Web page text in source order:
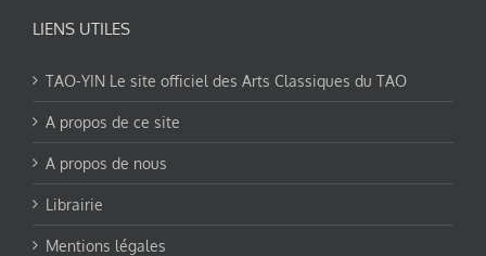
LIENS UTILES
TAO-YIN Le site officiel des Arts Classiques du TAO
A propos de ce site
A propos de nous
Librairie
Mentions légales